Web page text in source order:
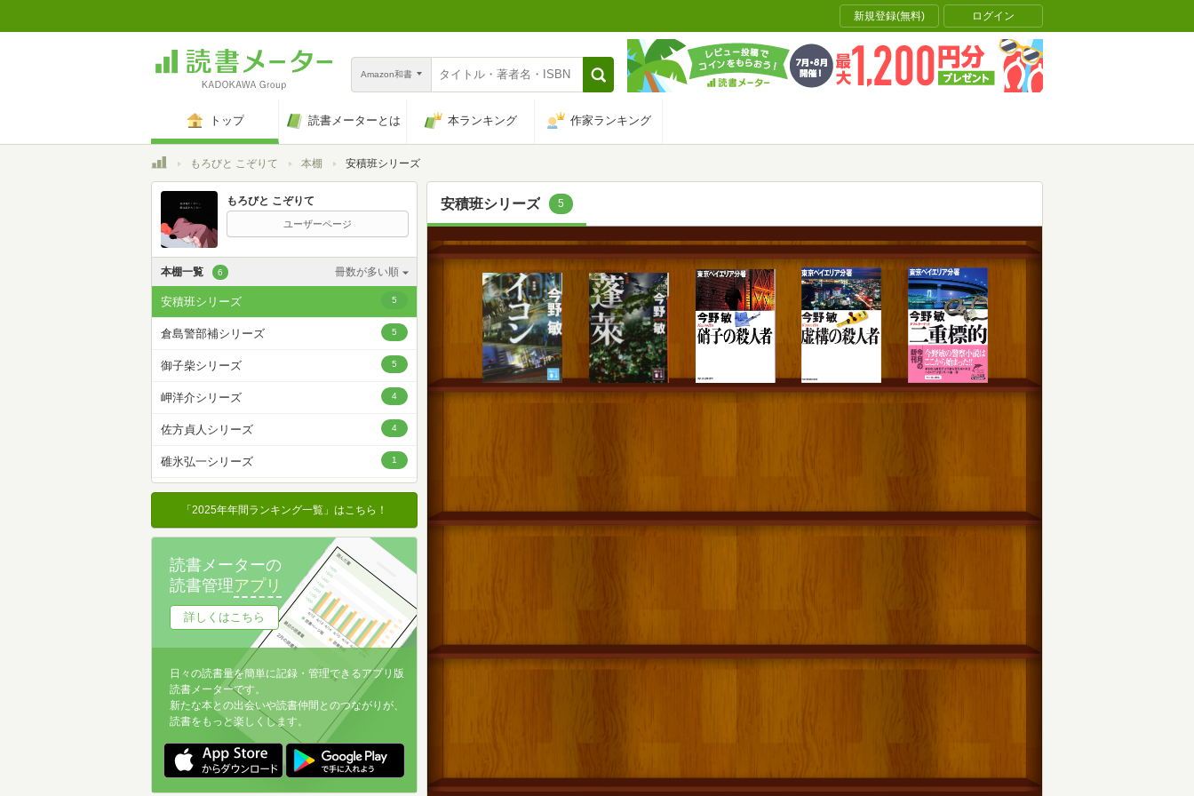
新規登録(無料) ログイン
Amazon和書
トップ 読書メーターとは 本ランキング 作家ランキング
トップもろびと こぞりて 本棚 安積班シリーズ
もろびと こぞりて
ユーザーページ
本棚一覧 6 冊数が多い順
カスタム順
登録日時が新しい順
登録日時が古い順
冊数が多い順
冊数が少ない順
安積班シリーズ 5
倉島警部補シリーズ 5
御子柴シリーズ 5
岬洋介シリーズ 4
佐方貞人シリーズ 4
碓氷弘一シリーズ 1
「2025年年間ランキング一覧」はこちら！
読書メーターの
読書管理アプリ
詳しくはこちら
日々の読書量を簡単に記録・管理できるアプリ版
読書メーターです。
新たな本との出会いや読書仲間とのつながりが、
読書をもっと楽しくします。
安積班シリーズ 5